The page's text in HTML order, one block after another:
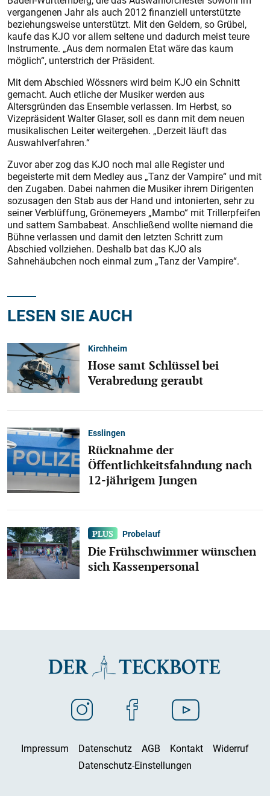
vergangenen Jahr als auch 2012 finanziell unterstützte
beziehungsweise unterstützt. Mit den Geldern, so Grübel,
kaufe das KJO vor allem seltene und dadurch meist teure
Instrumente. „Aus dem normalen Etat wäre das kaum
möglich“, unterstrich der Präsident.
Mit dem Abschied Wössners wird beim KJO ein Schnitt
gemacht. Auch etliche der Musiker werden aus
Altersgründen das Ensemble verlassen. Im Herbst, so
Vizepräsident Walter Glaser, soll es dann mit dem neuen
musikalischen Leiter weitergehen. „Derzeit läuft das
Auswahlverfahren.“
Zuvor aber zog das KJO noch mal alle Register und
begeisterte mit dem Medley aus „Tanz der Vampire“ und mit
den Zugaben. Dabei nahmen die Musiker ihrem Dirigenten
sozusagen den Stab aus der Hand und intonierten, sehr zu
seiner Verblüffung, Grönemeyers „Mambo“ mit Trillerpfeifen
und sattem Sambabeat. Anschließend wollte niemand die
Bühne verlassen und damit den letzten Schritt zum
Abschied vollziehen. Deshalb bat das KJO als
Sahnehäubchen noch einmal zum „Tanz der Vampire“.
LESEN SIE AUCH
Kirchheim
Hose samt Schlüssel bei
Verabredung geraubt
Esslingen
Rücknahme der
Öffentlichkeitsfahndung nach
12-jährigem Jungen
Probelauf
Die Frühschwimmer wünschen
sich Kassenpersonal
Impressum Datenschutz AGB Kontakt
Widerruf
Datenschutz-Einstellungen